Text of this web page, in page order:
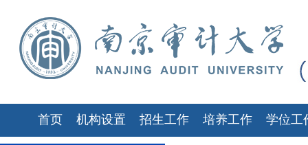
首页 机构设置 招生工作 培养工作 学位工